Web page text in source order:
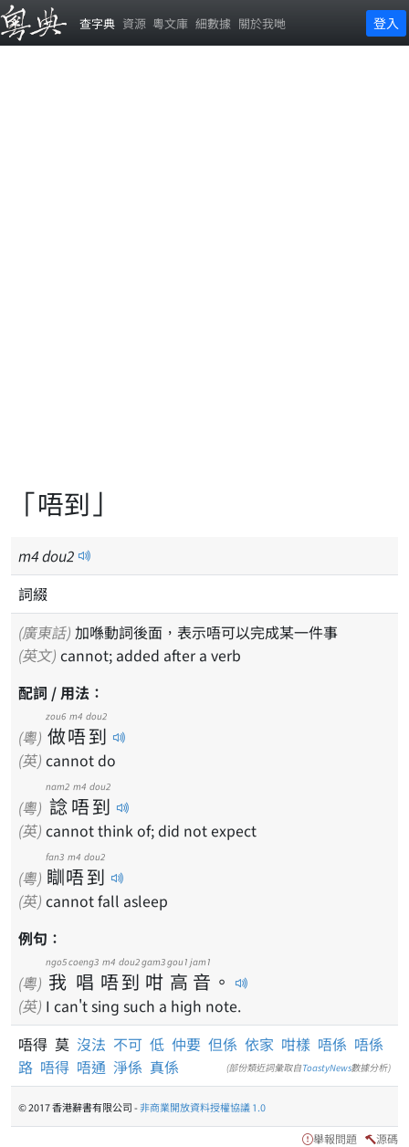
查字典 資源 粵文庫 細數據 關於我哋 登入
「唔到」
m4dou2
詞綴
(廣東話) 加喺動詞後面，表示唔可以完成某一件事
(英文) cannot; added after a verb
配詞 / 用法：
(粵) 做
zou6
唔
m4
到
dou2
(英) cannot do
(粵) 諗
nam2
唔
m4
到
dou2
(英) cannot think of; did not expect
(粵) 瞓
fan3
唔
m4
到
dou2
(英) cannot fall asleep
例句：
(粵) 我
ngo5
唱
coeng3
唔
m4
到
dou2
咁
gam3
高
gou1
音
jam1
。
(英) I can't sing such a high note.
唔得 莫 沒法 不可 低 仲要 但係 依家 咁樣 唔係 唔係
路 唔得 唔通 淨係 真係 (部份類近詞彙取自ToastyNews數據分析)
© 2017 香港辭書有限公司 -非商業開放資料授權協議 1.0
舉報問題 源碼